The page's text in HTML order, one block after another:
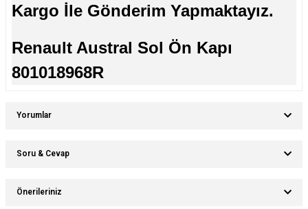
Kargo İle Gönderim Yapmaktayız.
Renault Austral Sol Ön Kapı
801018968R
Yorumlar
Soru & Cevap
Önerileriniz